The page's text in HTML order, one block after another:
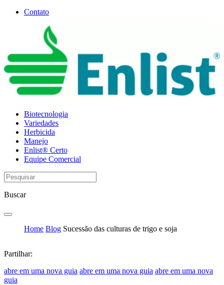
Contato
Biotecnologia
Variedades
Herbicida
Manejo
Enlist® Certo
Equipe Comercial
Buscar
Home Blog Sucessão das culturas de trigo e soja
Partilhar:
abre em uma nova guia abre em uma nova guia abre em uma nova
guia